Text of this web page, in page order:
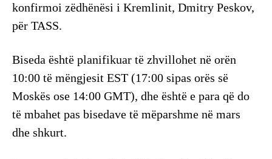
konfirmoi zëdhënësi i Kremlinit, Dmitry Peskov,
për TASS.
Biseda është planifikuar të zhvillohet në orën
10:00 të mëngjesit EST (17:00 sipas orës së
Moskës ose 14:00 GMT), dhe është e para që do
të mbahet pas bisedave të mëparshme në mars
dhe shkurt.